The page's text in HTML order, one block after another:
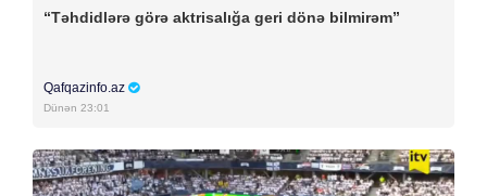
“Təhdidlərə görə aktrisalığa geri dönə bilmirəm”
Qafqazinfo.az
Dünən 23:01